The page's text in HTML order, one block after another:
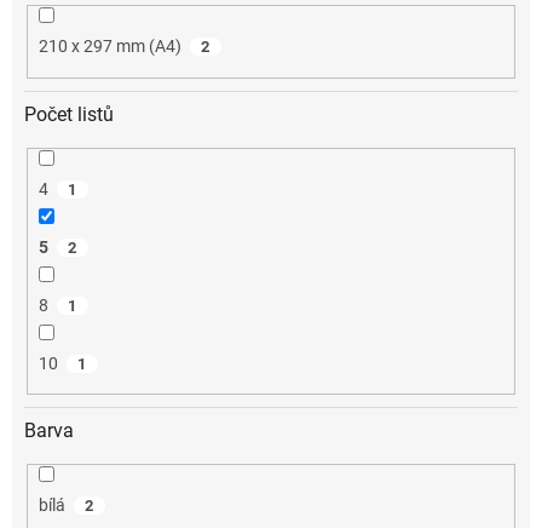
210 x 297 mm (A4) 2
Počet listů
4 1
5 2
8 1
10 1
Barva
bílá 2